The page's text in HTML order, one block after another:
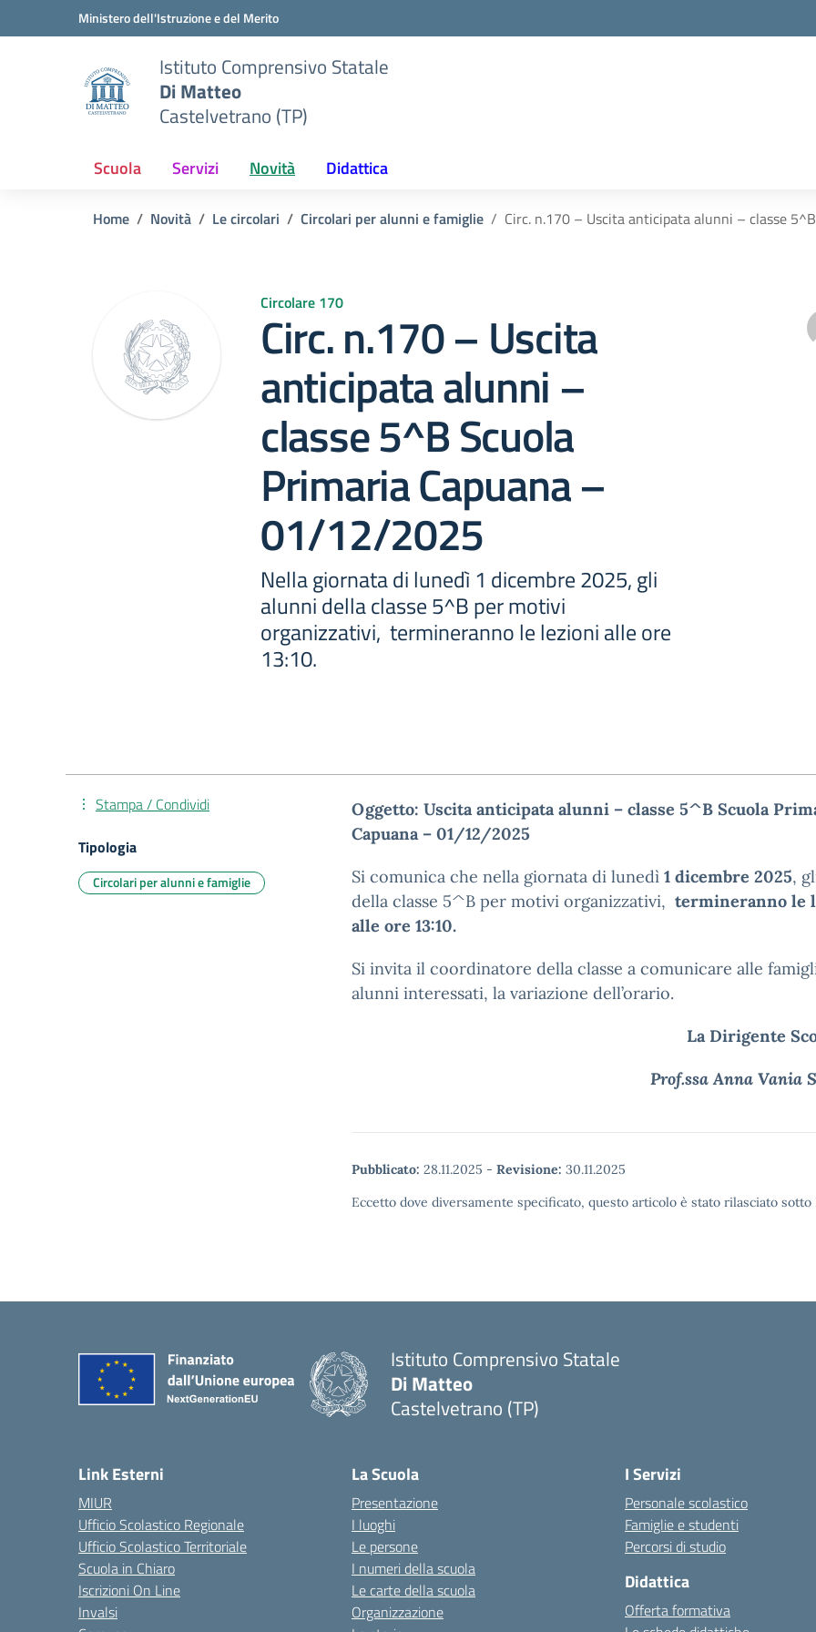
Vai ai contenuti
Vai al menu di navigazioneMinistero dell'Istruzione e del Merito
Istituto Comprensivo Statale
Di Matteo
Castelvetrano (TP)
Scuola Servizi Novità Didattica
Home Novità Le circolari Circolari per alunni e famiglie Circ. n.170 – Uscita anticipata alunni – classe
Circolare 170
Circ. n.170 – Uscita
anticipata alunni –
classe 5^B Scuola
Primaria Capuana –
01/12/2025
Nella giornata di lunedì 1 dicembre 2025, gli
alunni della classe 5^B per motivi
organizzativi, termineranno le lezioni alle ore
13:10.
Oggetto: Uscita anticipata alunni – classe 5^B Scuola
Capuana – 01/12/2025
Si comunica che nella giornata di lunedì 1 dicembre 2025,
della classe 5^B per motivi organizzativi, termineranno le
alle ore 13:10.
Si invita il coordinatore della classe a comunicare alle
alunni interessati, la variazione dell’orario.
La Dirigente
Prof.ssa Anna Vania
Pubblicato: 28.11.2025 - Revisione: 30.11.2025
Eccetto dove diversamente specificato, questo articolo è stato rilasciato
Stampa / Condividi
Tipologia
Circolari per alunni e famiglie
Istituto Comprensivo Statale
Di Matteo
Castelvetrano (TP)
Link Esterni
MIUR
Ufficio Scolastico Regionale
Ufficio Scolastico Territoriale
Scuola in Chiaro
Iscrizioni On Line
Invalsi
La Scuola
Presentazione
I luoghi
Le persone
I numeri della scuola
Le carte della scuola
Organizzazione
I Servizi
Personale scolastico
Famiglie e studenti
Percorsi di studio
Didattica
Offerta formativa